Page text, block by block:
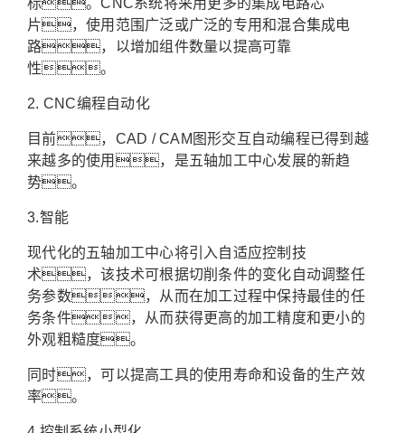
标。CNC系统将采用更多的集成电路芯
片，使用范围广泛或广泛的专用和混合集成电
路，以增加组件数量以提高可靠
性。
2. CNC编程自动化
目前，CAD / CAM图形交互自动编程已得到越
来越多的使用，是五轴加工中心发展的新趋
势。
3.智能
现代化的五轴加工中心将引入自适应控制技
术，该技术可根据切削条件的变化自动调整任
务参数，从而在加工过程中保持最佳的任
务条件，从而获得更高的加工精度和更小的
外观粗糙度。
同时，可以提高工具的使用寿命和设备的生产效
率。